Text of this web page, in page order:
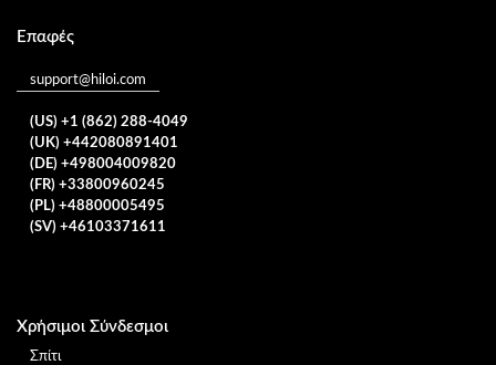
Επαφές
support@hiloi.com
(US) +1 (862) 288-4049
(UK) +442080891401
(DE) +498004009820
(FR) +33800960245
(PL) +48800005495
(SV) +46103371611
Χρήσιμοι Σύνδεσμοι
Σπίτι